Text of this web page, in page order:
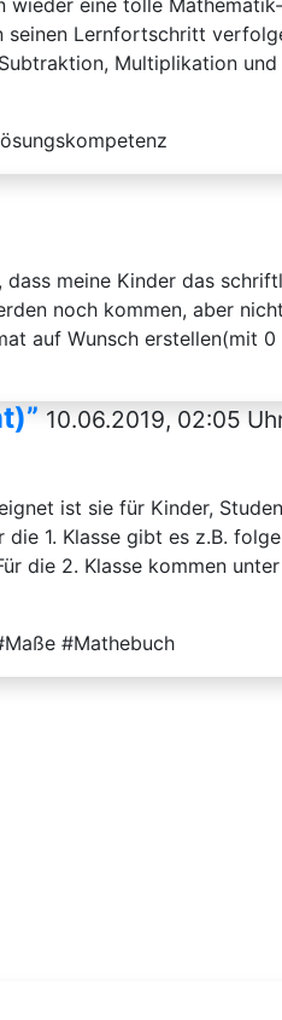
wieder eine tolle
seinen Lernfortschritt
Multiplikation und
meine Kinder das
noch kommen, aber
auf Wunsch erstellen(mit 0
10.06.2019, 02:05
ist sie für Kinder,
1. Klasse gibt es z.B.
die 2. Klasse kommen
#Mathebuch